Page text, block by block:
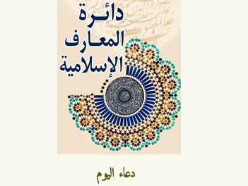
دعاء اليوم